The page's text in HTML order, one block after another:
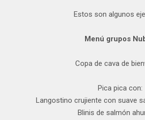
Estos son algunos
Menú grupos
Copa de cava de
Pica pica con:
Langostino crujiente con suave
Blinis de salmón